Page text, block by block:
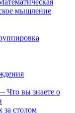
мышление
Что вы знаете о
за столом